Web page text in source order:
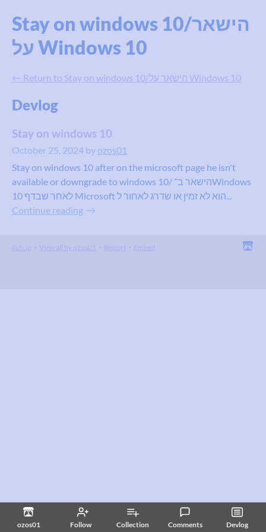
ozos01 Follow Collection Comments Devlog
Stay on windows 10/הישאר
על Windows 10
← Return to Stay on windows 10/הישאר על Windows 10
Devlog
Stay on windows 10
October 25, 2024 by ozos01
available or downgrade to windows 10/ הישאר ב־Windows
10 לאחר שבדף Microsoft הוא לא זמין או שדרג לאחור ל...
Continue reading
itch.io · View all by ozos01 · Report · Embed